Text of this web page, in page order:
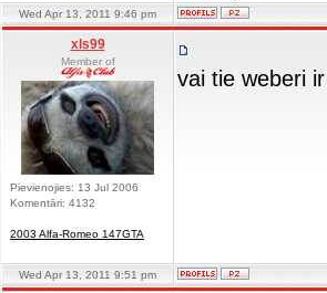
Wed Apr 13, 2011 9:46 pm
xls99
Member of
Pievienojies: 13 Jul 2006
Komentāri: 4132
2003 Alfa-Romeo 147GTA
vai tie weberi
Wed Apr 13, 2011 9:51 pm